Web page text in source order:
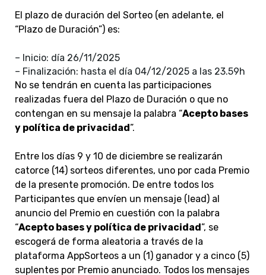
El plazo de duración del Sorteo (en adelante, el
“Plazo de Duración”) es:
– Inicio: día 26/11/2025
– Finalización: hasta el día 04/12/2025 a las 23.59h
No se tendrán en cuenta las participaciones
realizadas fuera del Plazo de Duración o que no
contengan en su mensaje la palabra “Acepto bases
y política de privacidad”.
Entre los días 9 y 10 de diciembre se realizarán
catorce (14) sorteos diferentes, uno por cada Premio
de la presente promoción. De entre todos los
Participantes que envíen un mensaje (lead) al
anuncio del Premio en cuestión con la palabra
“Acepto bases y política de privacidad”, se
escogerá de forma aleatoria a través de la
plataforma AppSorteos a un (1) ganador y a cinco (5)
suplentes por Premio anunciado. Todos los mensajes